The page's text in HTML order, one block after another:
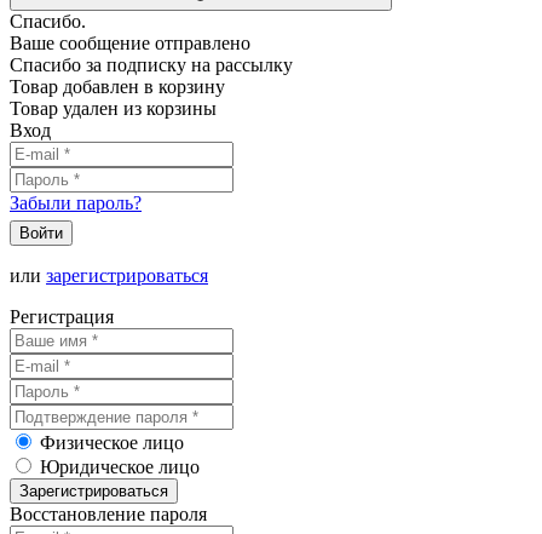
Спасибо.
Ваше сообщение отправлено
Спасибо за подписку на рассылку
Товар добавлен в корзину
Товар удален из корзины
Вход
Забыли пароль?
Войти
или зарегистрироваться
Регистрация
Физическое лицо
Юридическое лицо
Зарегистрироваться
Восстановление пароля